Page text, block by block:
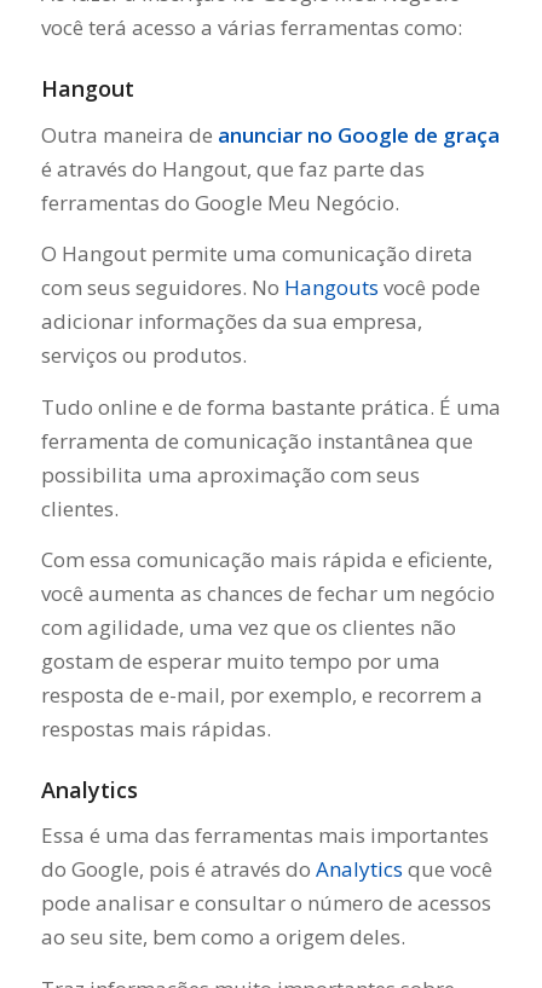
você terá acesso a várias ferramentas como:
Hangout
Outra maneira de anunciar no Google de graça
é através do Hangout, que faz parte das
ferramentas do Google Meu Negócio.
O Hangout permite uma comunicação direta
com seus seguidores. No Hangouts você pode
adicionar informações da sua empresa,
serviços ou produtos.
Tudo online e de forma bastante prática. É uma
ferramenta de comunicação instantânea que
possibilita uma aproximação com seus
clientes.
Com essa comunicação mais rápida e eficiente,
você aumenta as chances de fechar um negócio
com agilidade, uma vez que os clientes não
gostam de esperar muito tempo por uma
resposta de e-mail, por exemplo, e recorrem a
respostas mais rápidas.
Analytics
Essa é uma das ferramentas mais importantes
do Google, pois é através do Analytics que você
pode analisar e consultar o número de acessos
ao seu site, bem como a origem deles.